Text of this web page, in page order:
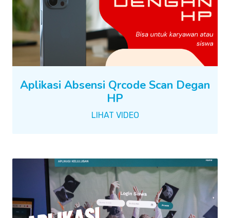
Aplikasi Absensi Qrcode Scan Degan
HP
LIHAT VIDEO